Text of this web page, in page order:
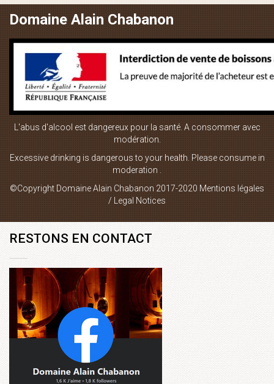
vin blanc
vin rouge
LIENS UTILES
Plan du site
Contact
RESTONS EN CONTACT
Domaine Alain Chabanon
L'abus d'alcool est dangereux pour la santé. A consommer avec
modération.
Excessive drinking is dangerous to your health. Please consume in
moderation .
©Copyright Domaine Alain Chabanon 2017-2020 Mentions légales
/ Legal Notices